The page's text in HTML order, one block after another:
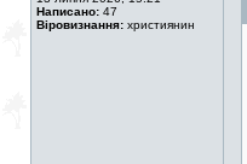
Написано: 47
Віровизнання: християнин